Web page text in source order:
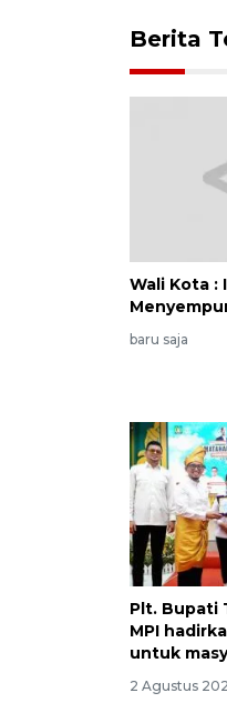
Berita
Wali Kota :
baru saja
Plt. Bupati
MPI
untuk
2 Agustus